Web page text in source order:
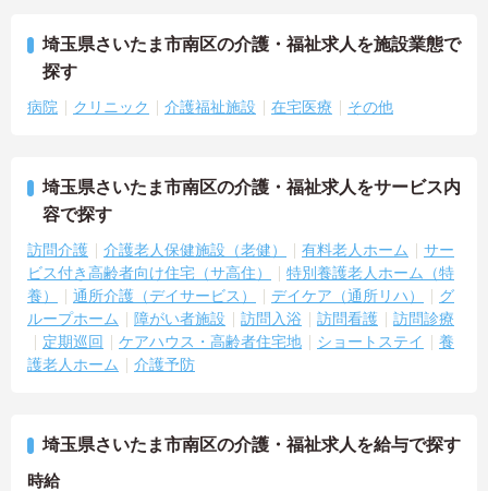
埼玉県さいたま市南区の介護・福祉求人を施設業態で
探す
病院 クリニック 介護福祉施設 在宅医療 その他
埼玉県さいたま市南区の介護・福祉求人をサービス内
容で探す
訪問介護 介護老人保健施設（老健） 有料老人ホーム
サー
ビス付き高齢者向け住宅（サ高住）
特別養護老人ホーム（特
養）
通所介護（デイサービス） デイケア（通所リハ）
グ
ループホーム
障がい者施設 訪問入浴 訪問看護
訪問診療
定期巡回
ケアハウス・高齢者住宅地 ショートステイ
養
護老人ホーム
介護予防
埼玉県さいたま市南区の介護・福祉求人を給与で探す
時給